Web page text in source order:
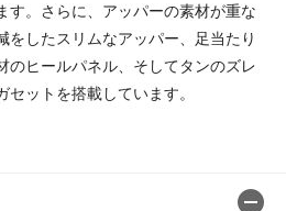
す。さらに、アッパーの素材が重な
をしたスリムなアッパー、足当たり
のヒールパネル、そしてタンのズレ
ットを搭載しています。